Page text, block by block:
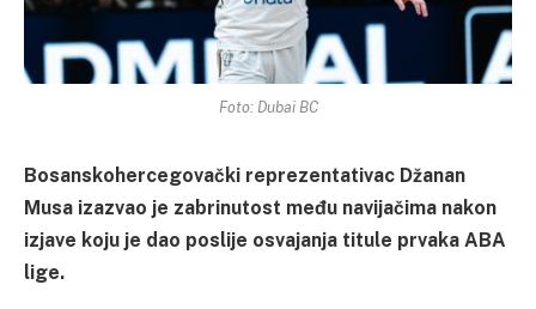
Foto: Dubai BC
Bosanskohercegovački reprezentativac Džanan
Musa izazvao je zabrinutost među navijačima nakon
izjave koju je dao poslije osvajanja titule prvaka ABA
lige.